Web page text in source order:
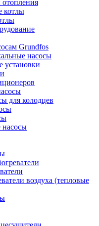
котлы
Grundfos
насосы
установки
для колодцев
воздуха (тепловые